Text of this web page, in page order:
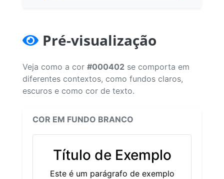
Pré-visualização
Veja como a cor #000402 se comporta em
diferentes contextos, como fundos claros,
escuros e como cor de texto.
COR EM FUNDO BRANCO
Título de Exemplo
Este é um parágrafo de exemplo